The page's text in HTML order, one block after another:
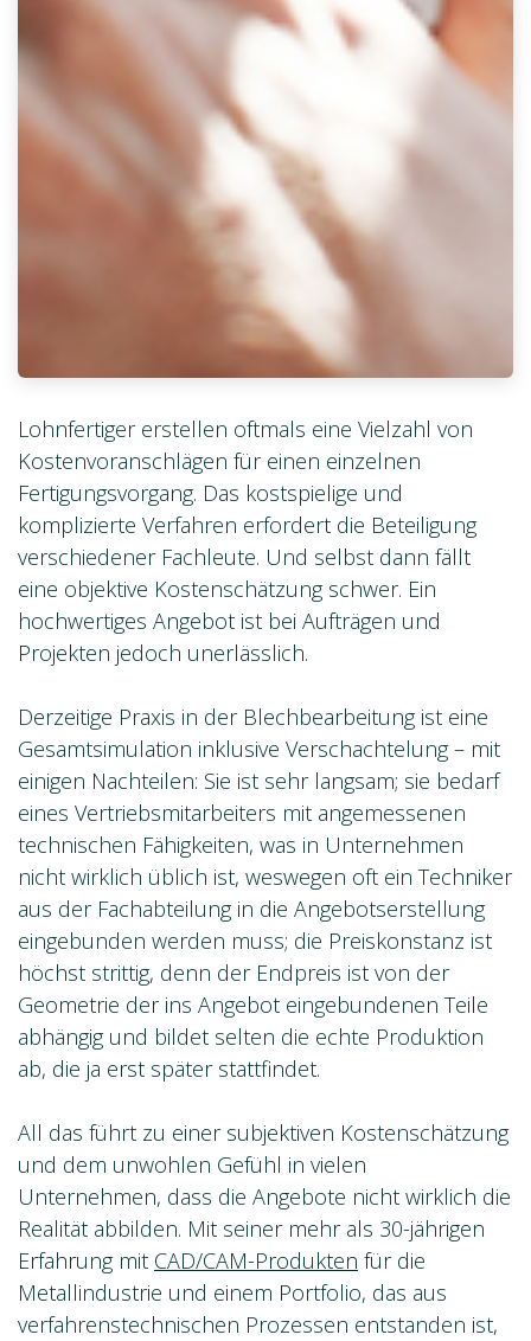
Lohnfertiger erstellen oftmals eine Vielzahl von
Kostenvoranschlägen für einen einzelnen
Fertigungsvorgang. Das kostspielige und
komplizierte Verfahren erfordert die Beteiligung
verschiedener Fachleute. Und selbst dann fällt
eine objektive Kostenschätzung schwer. Ein
hochwertiges Angebot ist bei Aufträgen und
Projekten jedoch unerlässlich.
Derzeitige Praxis in der Blechbearbeitung ist eine
Gesamtsimulation inklusive Verschachtelung – mit
einigen Nachteilen: Sie ist sehr langsam; sie bedarf
eines Vertriebsmitarbeiters mit angemessenen
technischen Fähigkeiten, was in Unternehmen
nicht wirklich üblich ist, weswegen oft ein Techniker
aus der Fachabteilung in die Angebotserstellung
eingebunden werden muss; die Preiskonstanz ist
höchst strittig, denn der Endpreis ist von der
Geometrie der ins Angebot eingebundenen Teile
abhängig und bildet selten die echte Produktion
ab, die ja erst später stattfindet.
All das führt zu einer subjektiven Kostenschätzung
und dem unwohlen Gefühl in vielen
Unternehmen, dass die Angebote nicht wirklich die
Realität abbilden. Mit seiner mehr als 30-jährigen
Erfahrung mit CAD/CAM-Produkten für die
Metallindustrie und einem Portfolio, das aus
verfahrenstechnischen Prozessen entstanden ist,